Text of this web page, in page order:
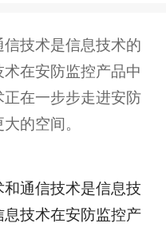
技术是信息技术的
在安防监控产品中
在一步步走进安防
的空间。
通信技术是信息技
技术在安防监控产